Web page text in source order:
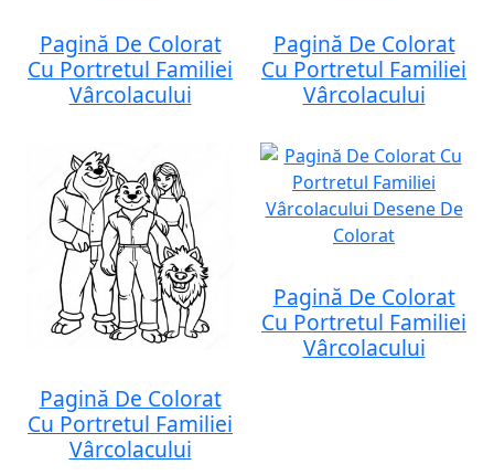
Pagină De Colorat
Cu Portretul Familiei
Vârcolacului
Pagină De Colorat
Cu Portretul Familiei
Vârcolacului
Pagină De Colorat
Cu Portretul Familiei
Vârcolacului
Pagină De Colorat
Cu Portretul Familiei
Vârcolacului